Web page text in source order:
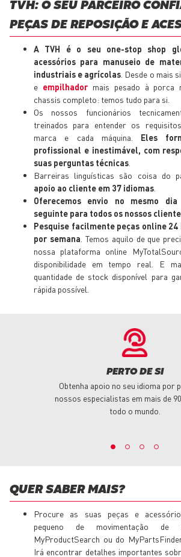
TVH: O SEU PARCEIRO
PEÇAS DE REPOSIÇÃO E
A TVH é o seu one-stop shop
acessórios para manuseio de
industriais e agrícolas . Desde o mais
e empilhadormais pesado à porca
chassis completo: temos tudo para si.
Os nossos funcionários
treinados para entender os
marca e cada máquina. Eles
profissional e inestimável, com
suas perguntas técnicas
Barreiras linguísticas são coisa do
apoio ao cliente em 37 idiomas
Oferecemos envio no mesmo
seguinte para todos os nossos
Pesquise facilmente peças online
por semana . Temos aquilo de que
nossa plataforma online
disponibilidade em tempo real. E
quantidade de stock disponível para
rápida possível.
PERTO DE SI
Obtenha apoio no seu idioma por
nossos especialistas em mais de
todo o mundo.
QUER SABER MAIS?
Procure as suas peças e
pequeno de movimentação
MyProductSearch ou do
Irá encontrar detalhes importantes